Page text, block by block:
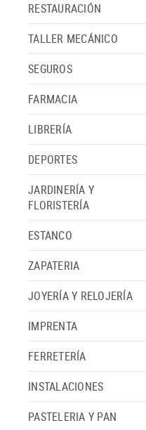
RESTAURACIÓN
TALLER MECÁNICO
SEGUROS
FARMACIA
LIBRERÍA
DEPORTES
JARDINERÍA Y
FLORISTERÍA
ESTANCO
ZAPATERIA
JOYERÍA Y RELOJERÍA
IMPRENTA
FERRETERÍA
INSTALACIONES
PASTELERIA Y PAN